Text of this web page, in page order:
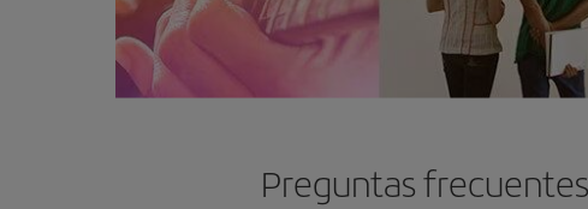
Preguntas